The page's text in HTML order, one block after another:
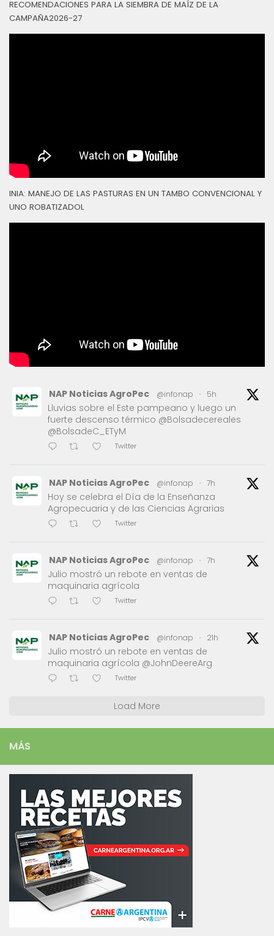
RECOMENDACIONES PARA LA SIEMBRA DE MAÍZ DE LA
CAMPAÑA2026-27
INIA: MANEJO DE LAS PASTURAS EN UN TAMBO CONVENCIONAL Y
UNO ROBATIZADOL
NAP Noticias AgroPec @infonap · 5h
Lluvias sobre el Este pampeano y luego un
fuerte descenso térmico @Bolsadecereales
@BolsadeC_ETyM
Twitter
NAP Noticias AgroPec @infonap · 7h
Hoy se celebra el Día de la Enseñanza
Agropecuaria y de las Ciencias Agrarias
Twitter
NAP Noticias AgroPec @infonap · 7h
Julio mostró un rebote en ventas de
maquinaria agrícola
Twitter
NAP Noticias AgroPec @infonap · 21h
Julio mostró un rebote en ventas de
maquinaria agrícola @JohnDeereArg
Twitter
Load More
MÁS